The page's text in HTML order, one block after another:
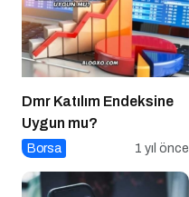
Dmr Katılım Endeksine
Uygun mu?
Borsa 1 yıl önce